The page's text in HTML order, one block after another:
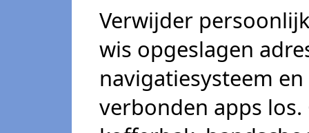
Verwijder
wis opgeslagen
navigatiesysteem
verbonden apps